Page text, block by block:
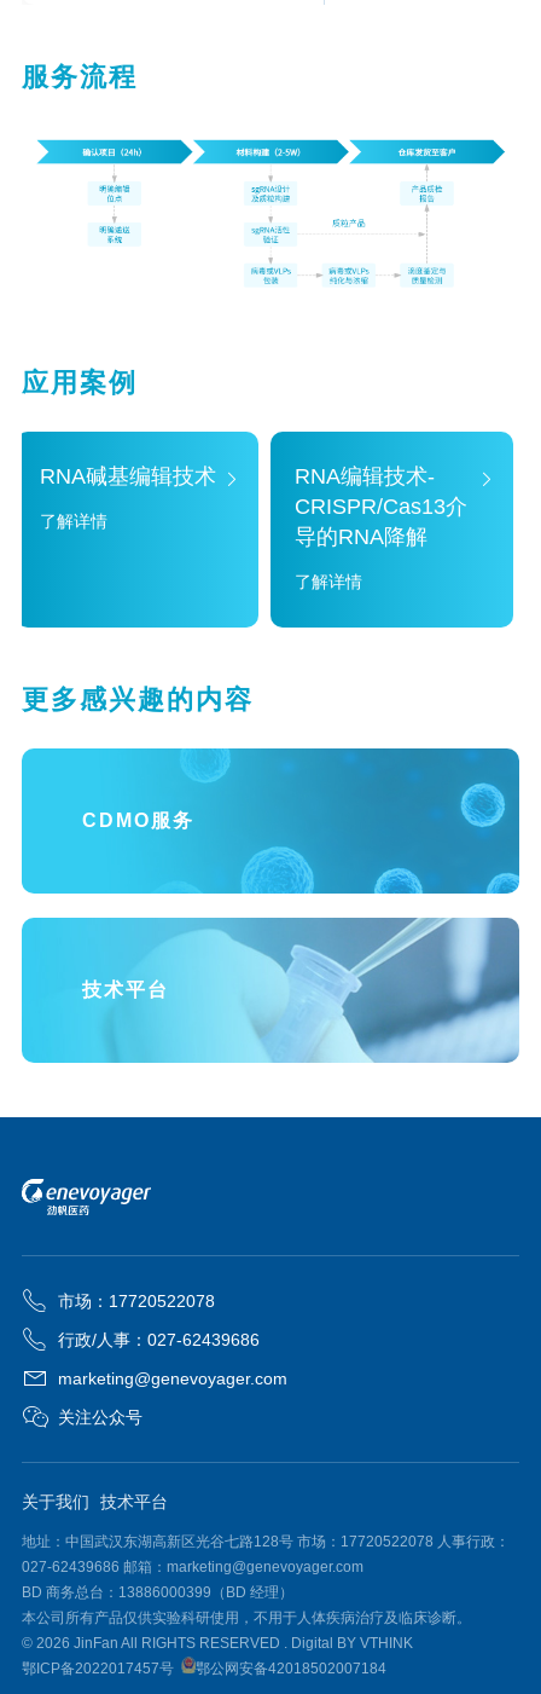
服务流程
应用案例
RNA碱基编辑技术
了解详情
RNA编辑技术-
CRISPR/Cas13介
导的RNA降解
了解详情
更多感兴趣的内容
CDMO服务
技术平台
市场：17720522078
行政/人事：027-62439686
marketing@genevoyager.com
关注公众号
关于我们 技术平台
地址：中国武汉东湖高新区光谷七路128号 市场：17720522078 人事行政：
027-62439686 邮箱：marketing@genevoyager.com
BD 商务总台：13886000399（BD 经理）
本公司所有产品仅供实验科研使用，不用于人体疾病治疗及临床诊断。
© 2026 JinFan All RIGHTS RESERVED . Digital BY VTHINK
鄂ICP备2022017457号
鄂公网安备42018502007184